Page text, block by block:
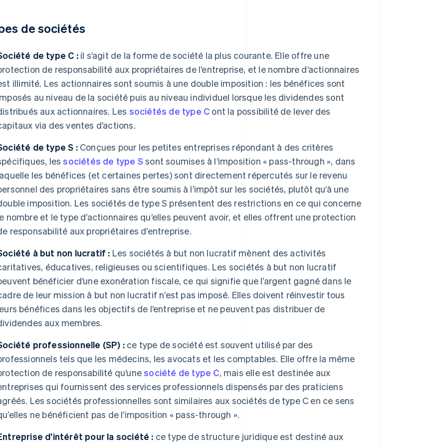
de sociétés
de type C :il s’agit de la forme de société la plus courante. Elle offre une
de responsabilité aux propriétaires de l’entreprise, et le nombre d’actionnaires
illimité. Les actionnaires sont soumis à une double imposition : les bénéfices sont
au niveau de la société puis au niveau individuel lorsque les dividendes sont
aux actionnaires. Les sociétés de type C ont la possibilité de lever des
via des ventes d’actions.
de type S :Conçues pour les petites entreprises répondant à des critères
lessociétés de type S sont soumises à l’imposition « pass-through », dans
les bénéfices (et certaines pertes) sont directement répercutés sur le revenu
des propriétaires sans être soumis à l’impôt sur les sociétés, plutôt qu’à une
imposition. Les sociétés de type S présentent des restrictions en ce qui concerne
nombre et le type d’actionnaires qu’elles peuvent avoir, et elles offrent une protection
responsabilité aux propriétaires d’entreprise.
à but non lucratif : Les sociétés à but non lucratif mènent des activités
éducatives, religieuses ou scientifiques. Les sociétés à but non lucratif
bénéficier d’une exonération fiscale, ce qui signifie que l’argent gagné dans le
de leur mission à but non lucratif n’est pas imposé. Elles doivent réinvestir tous
bénéfices dans les objectifs de l’entreprise et ne peuvent pas distribuer de
aux membres.
professionnelle (SP) : ce type de société est souvent utilisé par des
tels que les médecins, les avocats et les comptables. Elle offre la même
de responsabilité qu’unesociété de type C, mais elle est destinée aux
qui fournissent des services professionnels dispensés par des praticiens
Les sociétés professionnelles sont similaires aux sociétés de type C en ce sens
ne bénéficient pas de l’imposition « pass-through ».
d’intérêt pour la société : ce type de structure juridique est destiné aux